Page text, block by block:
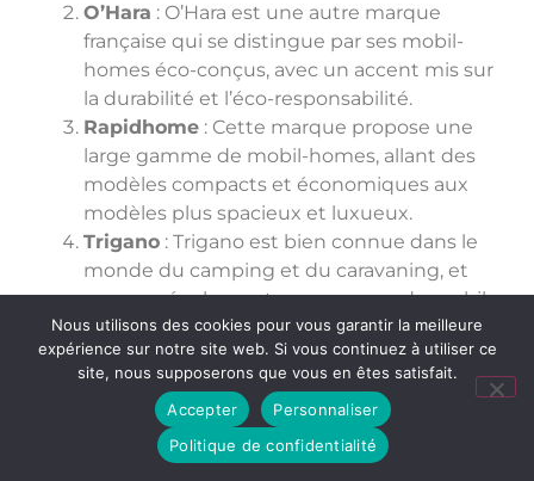
O’Hara : O’Hara est une autre marque
française qui se distingue par ses mobil-
homes éco-conçus, avec un accent mis sur
la durabilité et l’éco-responsabilité.
Rapidhome : Cette marque propose une
large gamme de mobil-homes, allant des
modèles compacts et économiques aux
modèles plus spacieux et luxueux.
Trigano : Trigano est bien connue dans le
monde du camping et du caravaning, et
propose également une gamme de mobil-
homes.
Willerby: Willerby est une marque
britannique avec une longue histoire dans
l’industrie des mobil-homes. Leurs
modèles sont réputés pour leur confort,
leur style et leur qualité de construction.
Nous utilisons des cookies pour vous garantir la meilleure
expérience sur notre site web. Si vous continuez à utiliser ce
site, nous supposerons que vous en êtes satisfait.
Accepter
Personnaliser
Politique de confidentialité